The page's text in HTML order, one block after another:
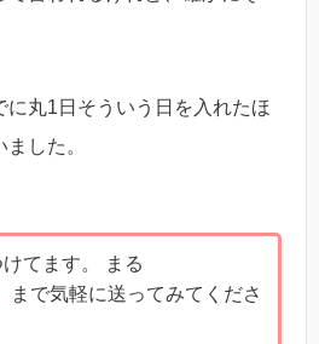
に丸1日そういう日を入れたほ
した。
てます。 まる
まで気軽に送ってみてくださ